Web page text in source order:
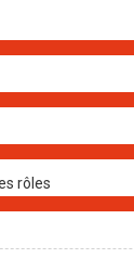
rôles